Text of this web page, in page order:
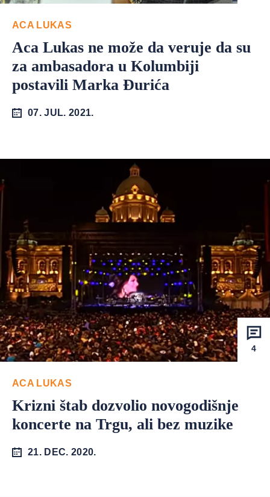
ACA LUKAS
Aca Lukas ne može da veruje da su
za ambasadora u Kolumbiji
postavili Marka Đurića
07. JUL. 2021.
4
ACA LUKAS
Krizni štab dozvolio novogodišnje
koncerte na Trgu, ali bez muzike
21. DEC. 2020.